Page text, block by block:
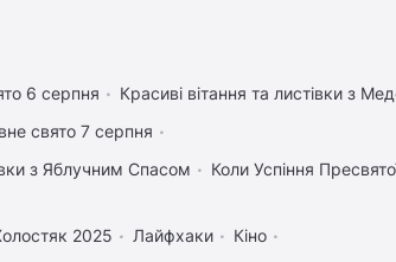
6 серпня
Красиві вітання та листівки з
свято 7 серпня
з Яблучним Спасом Коли Успіння
2025 Лайфхаки
Кіно